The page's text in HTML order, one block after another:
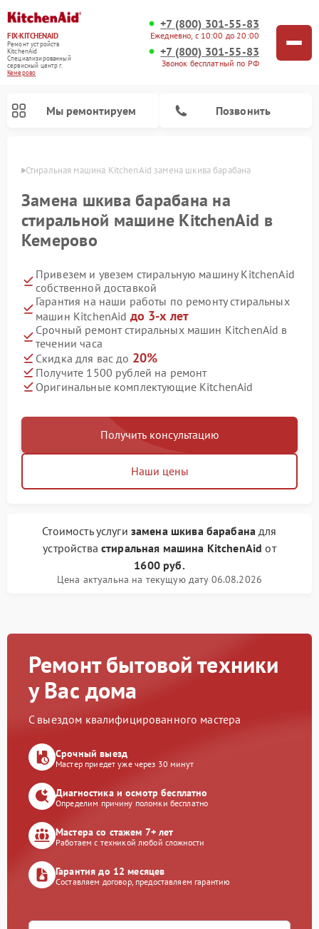
FIX-KITCHENAID
Ремонт устройств
KitchenAid
Специализированный
cервисный центр г.
Кемерово
+7 (800) 301-55-83
Ежедневно, с 10:00 до 20:00
+7 (800) 301-55-83
Звонок бесплатный по РФ
Мы ремонтируем Позвонить
Стиральная машина KitchenAid замена шкива барабана
Замена шкива барабана на
стиральной машине KitchenAid в
Кемерово
Привезем и увезем стиральную машину KitchenAid
собственной доставкой
Гарантия на наши работы по ремонту стиральных
машин KitchenAid до 3-х лет
Срочный ремонт стиральных машин KitchenAid в
течении часа
Скидка для вас до 20%
Получите 1500 рублей на ремонт
Оригинальные комплектующие KitchenAid
Получить консультацию
Наши цены
Стоимость услуги замена шкива барабана для
устройства стиральная машина KitchenAid от
1600 руб.
Цена актуальна на текущую дату 06.08.2026
Ремонт бытовой техники
у Вас дома
С выездом квалифицированного мастера
Срочный выезд
Мастер приедет уже через 30 минут
Диагностика и осмотр бесплатно
Определим причину поломки бесплатно
Мастера со стажем 7+ лет
Работаем с техникой любой сложности
Гарантия до 12 месяцев
Составляем договор, предоставляем гарантию